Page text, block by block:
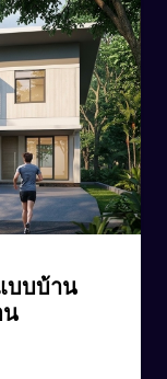
บบบ้าน
น